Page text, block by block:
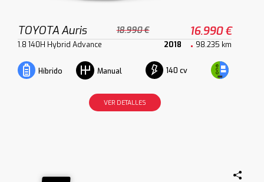
TOYOTA Auris 18.990 € 16.990 €
1.8 140H Hybrid Advance 2018 98.235 km
Híbrido Manual 140 cv
VER DETALLES